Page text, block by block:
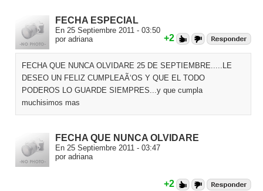
FECHA ESPECIAL
En 25 Septiembre 2011 - 03:50
por adriana
+2
FECHA QUE NUNCA OLVIDARE 25 DE SEPTIEMBRE.....LE
DESEO UN FELIZ CUMPLEAÃ‘OS Y QUE EL TODO
PODEROS LO GUARDE SIEMPRES...y que cumpla
muchisimos mas
FECHA QUE NUNCA OLVIDARE
En 25 Septiembre 2011 - 03:47
por adriana
+2